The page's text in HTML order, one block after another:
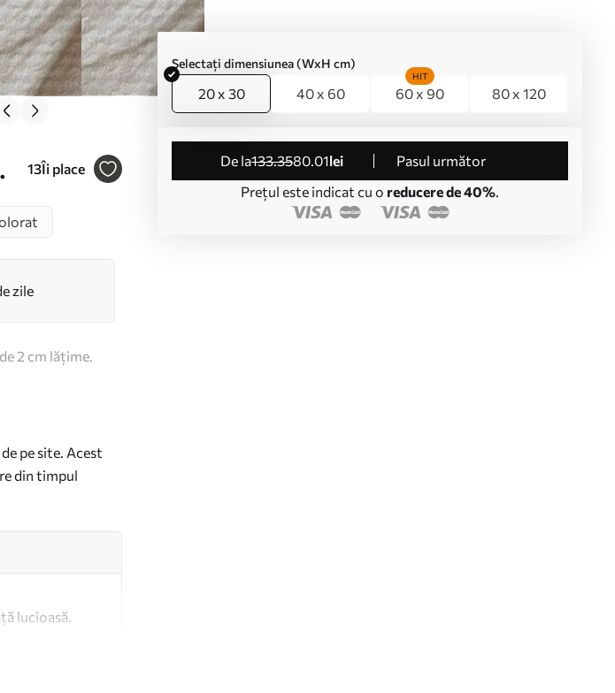
13Îi place
Selectați dimensiunea (WxH cm)
20 x 30 40 x 60 60 x 90
HIT
80 x 120
de la133.3580.01lei
Pasul următor
Prețul este indicat cu o reducere de 40%.
zile
2 cm lățime.
pe site. Acest
din timpul
lucioasă.